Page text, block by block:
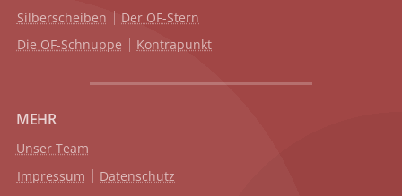
Silberscheiben
Der OF-Stern
Die OF-Schnuppe
Kontrapunkt
MEHR
Unser Team
Impressum
Datenschutz